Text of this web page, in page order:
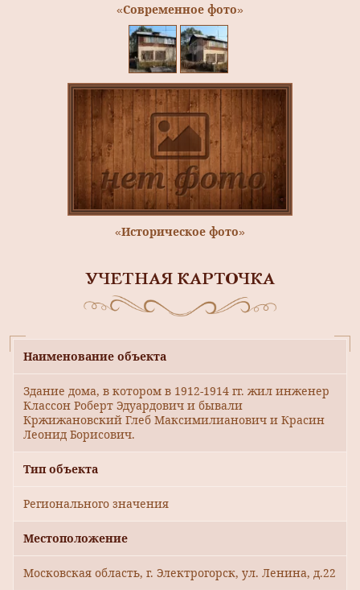
«Современное фото»
«Историческое фото»
УЧЕТНАЯ КАРТОЧКА
Наименование объекта
Здание дома, в котором в 1912-1914 гг. жил инженер
Классон Роберт Эдуардович и бывали
Кржижановский Глеб Максимилианович и Красин
Леонид Борисович.
Тип объекта
Регионального значения
Местоположение
Московская область, г. Электрогорск, ул. Ленина, д.22